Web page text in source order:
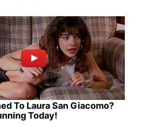
To Laura San Giacomo?
Today!